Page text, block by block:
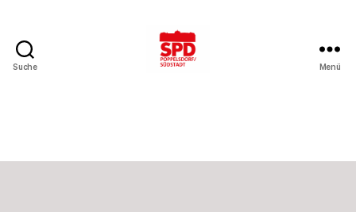
Suche Menü